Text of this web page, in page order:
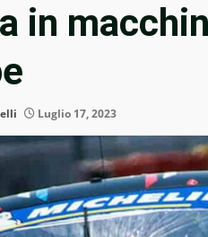
in
Luglio 17, 2023